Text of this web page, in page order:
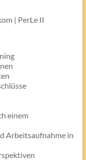
einem
Arbeitsaufnahme in